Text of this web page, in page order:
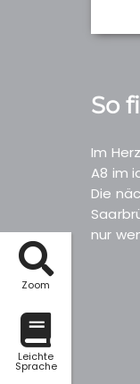
Zoom
Leichte
Sprache
So
Im
A8 im
Die
nur